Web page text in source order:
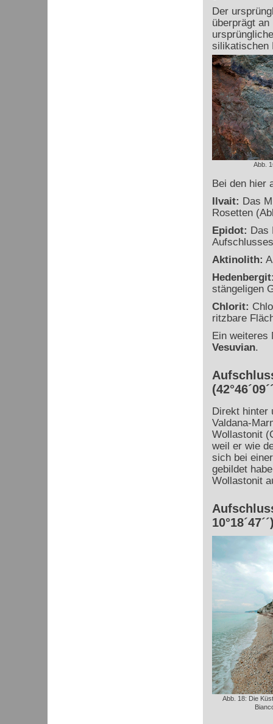
Der
überprägt
silikatischen
Abb.
Bei den hier
Ilvait: Das
Rosetten
Epidot: Das
Aktinolith:
stängeligen
Chlorit:
ritzbare
Ein weiteres
Vesuvian.
Direkt hinter
Valdana-
Wollastonit
weil er wie
sich bei
gebildet
Wollastonit
Abb. 18: Die